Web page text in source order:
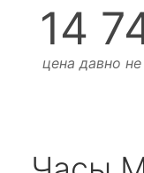
14
цена давно